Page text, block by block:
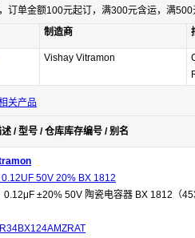
订单金额100元起订，满300元含运，满
制造商
Vishay Vitramon
关产品
/ 型号 / 仓库库存编号 / 别名
50V 20% BX 1812
0.12μF ±20% 50V 陶瓷电容器 BX 1812（